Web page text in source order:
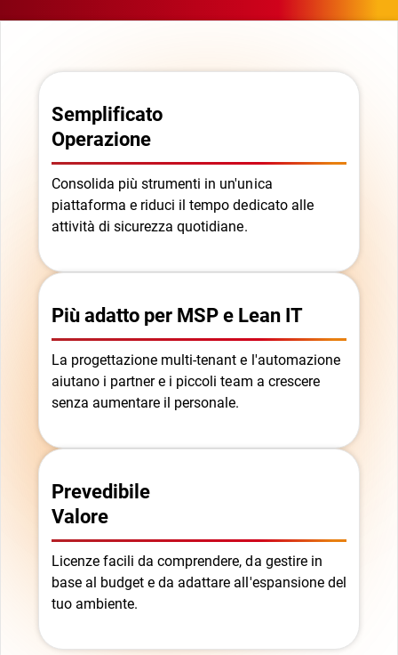
Semplificato
Operazione
Consolida più strumenti in un'unica
piattaforma e riduci il tempo dedicato alle
attività di sicurezza quotidiane.
Più adatto per MSP e Lean IT
La progettazione multi-tenant e l'automazione
aiutano i partner e i piccoli team a crescere
senza aumentare il personale.
Prevedibile
Valore
Licenze facili da comprendere, da gestire in
base al budget e da adattare all'espansione del
tuo ambiente.